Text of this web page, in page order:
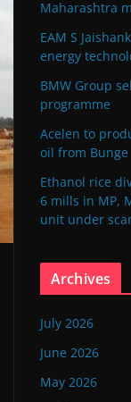
Maharashtra
EAM S
energy
BMW Group
programme
Acelen to
oil from Bunge
Ethanol rice
6 mills in MP,
unit under
Archives
July 2026
June 2026
May 2026